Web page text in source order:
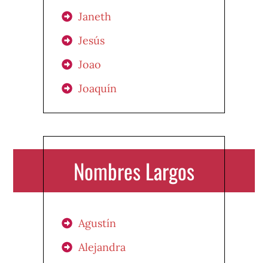
Janeth
Jesús
Joao
Joaquín
Nombres Largos
Agustín
Alejandra